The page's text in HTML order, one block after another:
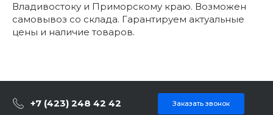
Владивостоку и Приморскому краю. Возможен
самовывоз со склада. Гарантируем актуальные
цены и наличие товаров.
+7 (423) 248 42 42 Заказать звонок